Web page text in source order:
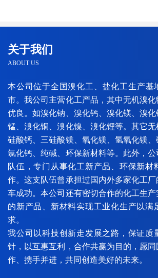
关于我们
ABOUT US
本公司位于全国溴化工、盐化工生产
市。我公司主营化工产品，其中无机溴
优良。如溴化钠、溴化钙、溴化镁、溴
锰、溴化铜、溴化镍、溴化锂等。其它
硅酸钙、三硅酸镁、氧化镁、氢氧化镁、
氯化钙、纯碱、环保新材料等。此外，
队伍，专门从事化工新产品、环保新材
作。这支队伍曾承担过国内外多家化工
车成功。本公司还有密切合作的化工生
的新产品、新材料实现工业化生产以满
求。
我公司以科技创新走发展之路，保证质
针，以互惠互利，合作共赢为目的，愿
作、携手并进，共同创造美好的未来。